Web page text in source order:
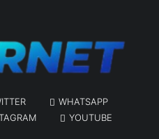
WHATSAPP
YOUTUBE